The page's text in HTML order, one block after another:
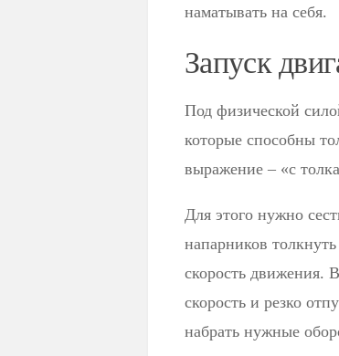
наматывать на себя.
Запуск
Под физической
которые способны
выражение – «с
Для этого нужно
напарников
скорость движения.
скорость и резко
набрать нужные